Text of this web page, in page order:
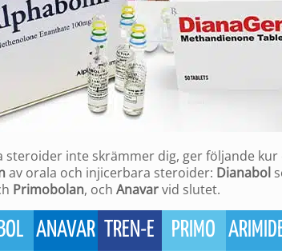
steroider inte skrämmer dig, ger följande
av orala och injicerbara steroider: Dianabol
Primobolan, och Anavarvid slutet.
ANAVAR TREN-E PRIMO